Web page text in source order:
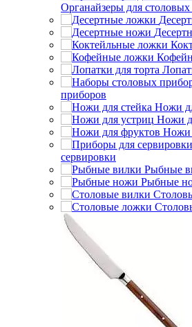
Органайзеры для
приборов
Ножи
Ножи
Ножи
сервировки
Рыбные
Рыбные